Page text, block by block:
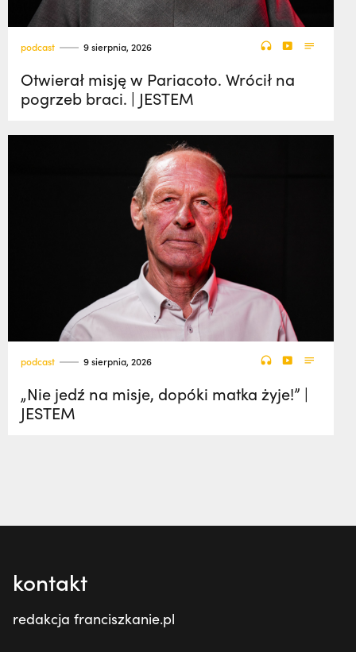
podcast 9 sierpnia, 2026
Otwierał misję w Pariacoto. Wrócił na
pogrzeb braci. | JESTEM
podcast 9 sierpnia, 2026
„Nie jedź na misje, dopóki matka żyje!” |
JESTEM
kontakt
redakcja franciszkanie.pl